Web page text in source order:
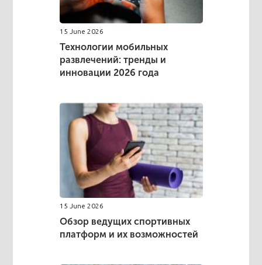
15 June 2026
Технологии мобильных
развлечений: тренды и
инновации 2026 года
15 June 2026
Обзор ведущих спортивных
платформ и их возможностей